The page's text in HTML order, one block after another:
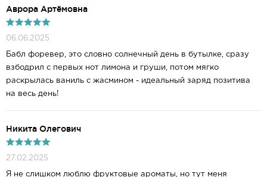
Аврора Артёмовна
06.06.2025
Бабл форевер, это словно солнечный день в бутылке, сразу
взбодрил с первых нот лимона и груши, потом мягко
раскрылась ваниль с жасмином - идеальный заряд позитива
на весь день!
Никита Олегович
27.02.2025
Я не слишком люблю фруктовые ароматы, но тут меня